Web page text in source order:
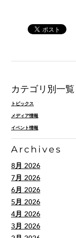
カテゴリ別一覧
トピックス
メディア情報
イベント情報
Archives
8月 2026
7月 2026
6月 2026
5月 2026
4月 2026
3月 2026